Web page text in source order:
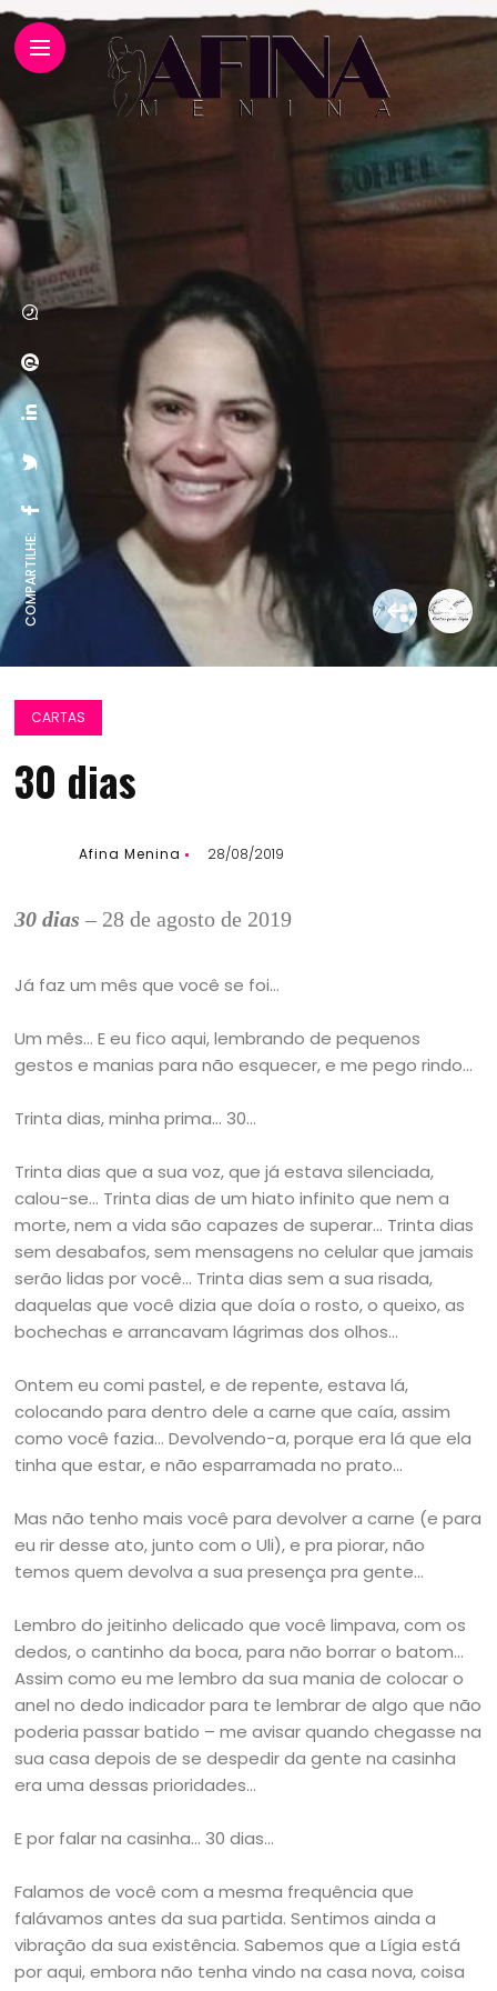
COMPARTILHE:
CARTAS
30 dias
Afina Menina 28/08/2019
30 dias – 28 de agosto de 2019
Já faz um mês que você se foi…
Um mês… E eu fico aqui, lembrando de pequenos
gestos e manias para não esquecer, e me pego rindo…
Trinta dias, minha prima… 30…
Trinta dias que a sua voz, que já estava silenciada,
calou-se… Trinta dias de um hiato infinito que nem a
morte, nem a vida são capazes de superar… Trinta dias
sem desabafos, sem mensagens no celular que jamais
serão lidas por você… Trinta dias sem a sua risada,
daquelas que você dizia que doía o rosto, o queixo, as
bochechas e arrancavam lágrimas dos olhos…
Ontem eu comi pastel, e de repente, estava lá,
colocando para dentro dele a carne que caía, assim
como você fazia… Devolvendo-a, porque era lá que ela
tinha que estar, e não esparramada no prato…
Mas não tenho mais você para devolver a carne (e para
eu rir desse ato, junto com o Uli), e pra piorar, não
temos quem devolva a sua presença pra gente…
Lembro do jeitinho delicado que você limpava, com os
dedos, o cantinho da boca, para não borrar o batom…
Assim como eu me lembro da sua mania de colocar o
anel no dedo indicador para te lembrar de algo que não
poderia passar batido – me avisar quando chegasse na
sua casa depois de se despedir da gente na casinha
era uma dessas prioridades…
E por falar na casinha… 30 dias…
Falamos de você com a mesma frequência que
falávamos antes da sua partida. Sentimos ainda a
vibração da sua existência. Sabemos que a Lígia está
por aqui, embora não tenha vindo na casa nova, coisa